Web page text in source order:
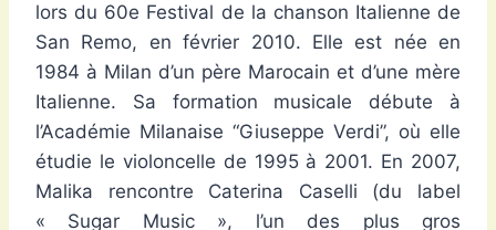
lors du 60e Festival de la chanson Italienne de
San Remo, en février 2010. Elle est née en
1984 à Milan d’un père Marocain et d’une mère
Italienne. Sa formation musicale débute à
l’Académie Milanaise “Giuseppe Verdi”, où elle
étudie le violoncelle de 1995 à 2001. En 2007,
Malika rencontre Caterina Caselli (du label
« Sugar Music », l’un des plus gros